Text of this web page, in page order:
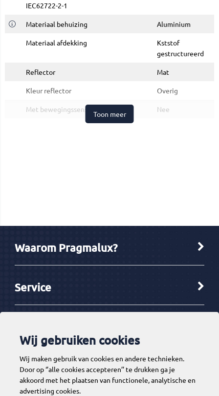
IEC62722-2-1
Materiaal behuizing Aluminium
Materiaal afdekking
Kststof
gestructureerd
Reflector Mat
Kleur reflector Overig
Met bewegingssensor Nee
Toon meer
Waarom Pragmalux?
Service
Tools
Wij gebruiken cookies
Wij maken gebruik van cookies en andere technieken.
Door op ‘’alle cookies accepteren’’ te drukken ga je
akkoord met het plaatsen van functionele, analytische en
advertising cookies.